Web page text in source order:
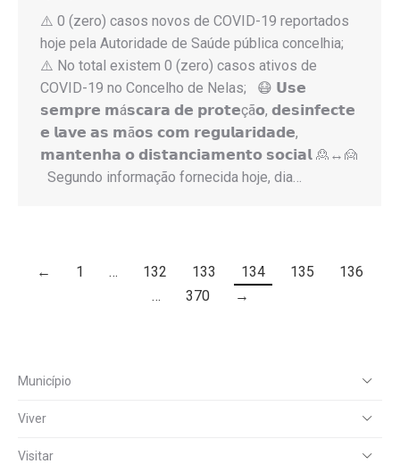
⚠️ 0 (zero) casos novos de COVID-19 reportados
hoje pela Autoridade de Saúde pública concelhia;
⚠️ No total existem 0 (zero) casos ativos de
COVID-19 no Concelho de Nelas; 😷 𝗨𝘀𝗲
𝘀𝗲𝗺𝗽𝗿𝗲 𝗺á𝘀𝗰𝗮𝗿𝗮 𝗱𝗲 𝗽𝗿𝗼𝘁𝗲çã𝗼, 𝗱𝗲𝘀𝗶𝗻𝗳𝗲𝗰𝘁𝗲
𝗲 𝗹𝗮𝘃𝗲 𝗮𝘀 𝗺ã𝗼𝘀 𝗰𝗼𝗺 𝗿𝗲𝗴𝘂𝗹𝗮𝗿𝗶𝗱𝗮𝗱𝗲,
𝗺𝗮𝗻𝘁𝗲𝗻𝗵𝗮 𝗼 𝗱𝗶𝘀𝘁𝗮𝗻𝗰𝗶𝗮𝗺𝗲𝗻𝘁𝗼 𝘀𝗼𝗰𝗶𝗮𝗹 🙎↔️🙍
Segundo informação fornecida hoje, dia…
← 1 … 132 133 134 135
136
…
370 →
Município
Viver
Visitar